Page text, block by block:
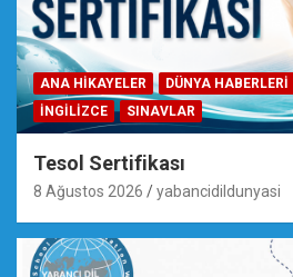
ANA HIKAYELER DÜNYA HABERLERI
İNGILIZCE
SINAVLAR
Tesol Sertifikası
8 Ağustos 2026 yabancidildunyasi